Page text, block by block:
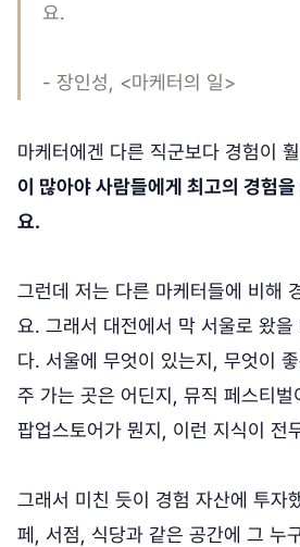
요.
- 장인성, <마케터의 일>
마케터에겐 다른 직군보다 경험이
이 많아야 사람들에게 최고의 경험
요.
그런데 저는 다른 마케터들에 비해
요. 그래서 대전에서 막 서울로 왔을
다. 서울에 무엇이 있는지, 무엇이
주 가는 곳은 어딘지, 뮤직 페스티
팝업스토어가 뭔지, 이런 지식이 전
그래서 미친 듯이 경험 자산에 투자
페, 서점, 식당과 같은 공간에 그 누